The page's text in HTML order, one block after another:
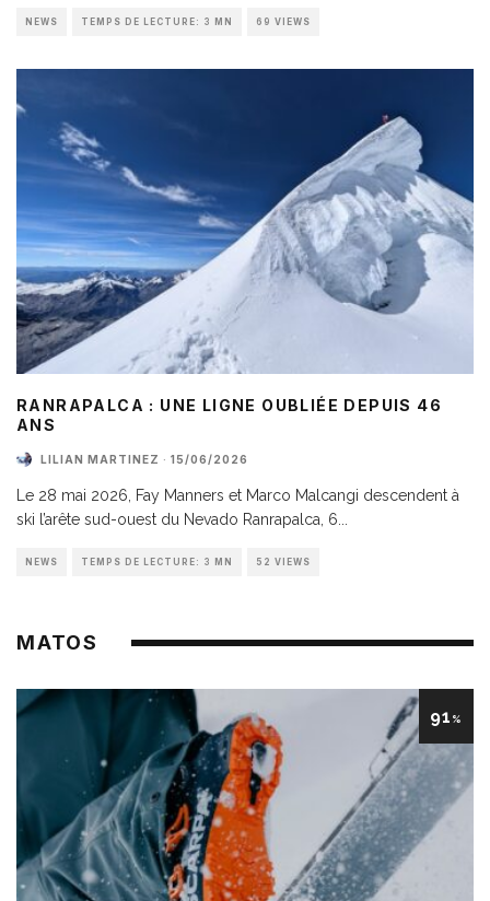
NEWS TEMPS DE LECTURE: 3 MN 69 VIEWS
RANRAPALCA : UNE LIGNE OUBLIÉE DEPUIS 46
ANS
LILIAN MARTINEZ · 15/06/2026
Le 28 mai 2026, Fay Manners et Marco Malcangi descendent à
ski l’arête sud-ouest du Nevado Ranrapalca, 6
NEWS TEMPS DE LECTURE: 3 MN 52 VIEWS
MATOS
91 %